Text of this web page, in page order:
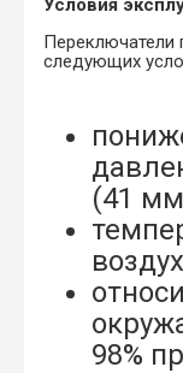
Переключатели
следующих
(41 мм
98%